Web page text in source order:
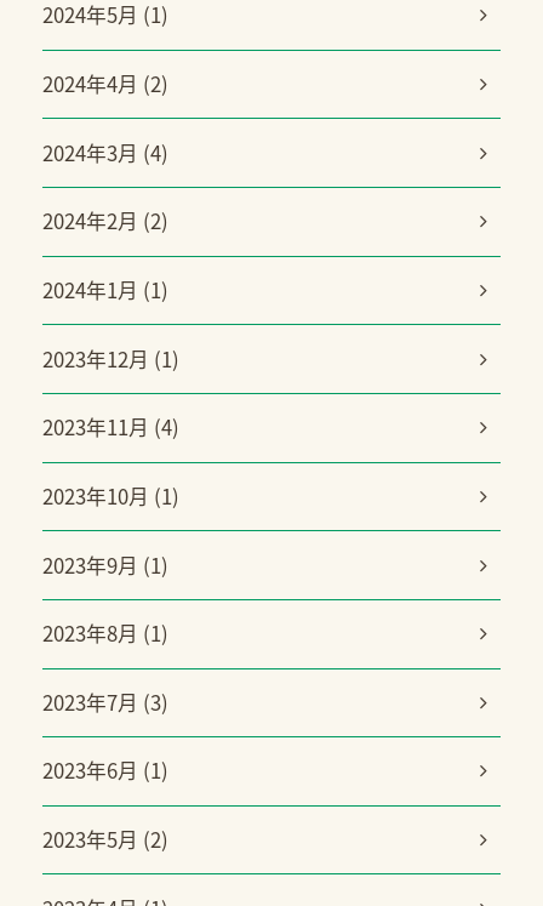
2024年5月 (1)
2024年4月 (2)
2024年3月 (4)
2024年2月 (2)
2024年1月 (1)
2023年12月 (1)
2023年11月 (4)
2023年10月 (1)
2023年9月 (1)
2023年8月 (1)
2023年7月 (3)
2023年6月 (1)
2023年5月 (2)